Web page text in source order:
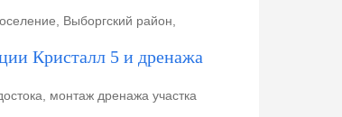
Выборгский район,
Кристалл 5 и дренажа
монтаж дренажа участка